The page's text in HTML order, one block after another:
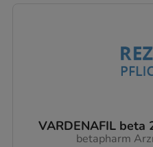
VARDENAFIL
betapharm